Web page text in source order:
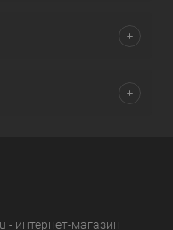
- интернет-магазин